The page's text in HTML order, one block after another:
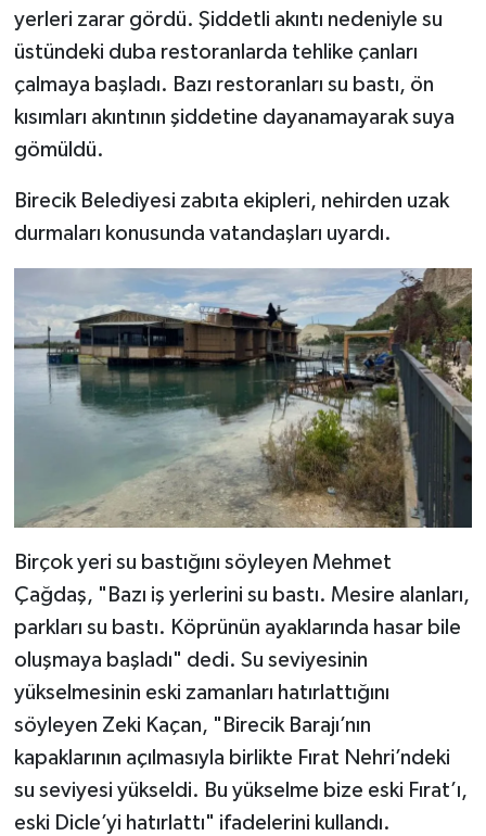
yerleri zarar gördü. Şiddetli akıntı nedeniyle su
üstündeki duba restoranlarda tehlike çanları
çalmaya başladı. Bazı restoranları su bastı, ön
kısımları akıntının şiddetine dayanamayarak suya
gömüldü.
Birecik Belediyesi zabıta ekipleri, nehirden uzak
durmaları konusunda vatandaşları uyardı.
Birçok yeri su bastığını söyleyen Mehmet
Çağdaş, "Bazı iş yerlerini su bastı. Mesire alanları,
parkları su bastı. Köprünün ayaklarında hasar bile
oluşmaya başladı" dedi. Su seviyesinin
yükselmesinin eski zamanları hatırlattığını
söyleyen Zeki Kaçan, "Birecik Barajı’nın
kapaklarının açılmasıyla birlikte Fırat Nehri’ndeki
su seviyesi yükseldi. Bu yükselme bize eski Fırat’ı,
eski Dicle’yi hatırlattı" ifadelerini kullandı.
KAHRAMANMARAŞ